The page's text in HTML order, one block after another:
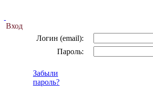
Вход
Логин (email):
Пароль:
Забыли
пароль?